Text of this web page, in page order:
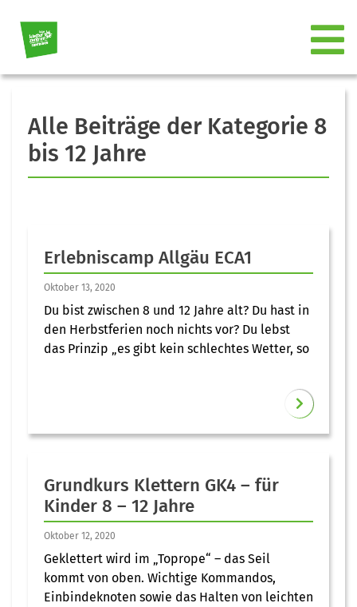
Alle Beiträge der Kategorie 8
bis 12 Jahre
Erlebniscamp Allgäu ECA1
Oktober 13, 2020
Du bist zwischen 8 und 12 Jahre alt? Du hast in
den Herbstferien noch nichts vor? Du lebst
das Prinzip „es gibt kein schlechtes Wetter, so
Grundkurs Klettern GK4 – für
Kinder 8 – 12 Jahre
Oktober 12, 2020
Geklettert wird im „Toprope“ – das Seil
kommt von oben. Wichtige Kommandos,
Einbindeknoten sowie das Halten von leichten